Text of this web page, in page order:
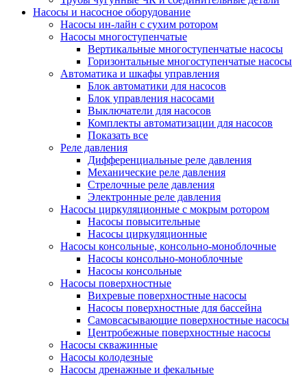
Насосы и насосное оборудование
Насосы ин-лайн с сухим ротором
Насосы многоступенчатые
Вертикальные многоступенчатые насосы
Горизонтальные многоступенчатые насосы
Автоматика и шкафы управления
Блок автоматики для насосов
Блок управления насосами
Выключатели для насосов
Комплекты автоматизации для насосов
Показать все
Реле давления
Дифференциальные реле давления
Механические реле давления
Стрелочные реле давления
Электронные реле давления
Насосы циркуляционные с мокрым ротором
Насосы повысительные
Насосы циркуляционные
Насосы консольные, консольно-моноблочные
Насосы консольно-моноблочные
Насосы консольные
Насосы поверхностные
Вихревые поверхностные насосы
Насосы поверхностные для бассейна
Самовсасывающие поверхностные насосы
Центробежные поверхностные насосы
Насосы скважинные
Насосы колодезные
Насосы дренажные и фекальные